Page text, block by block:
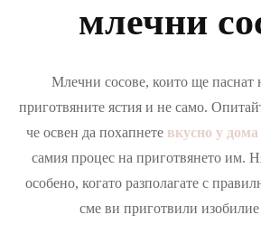
млечни
Млечни сосове, които ще паснат
приготвяните ястия и не само.
че освен да похапнете вкусно у дома
самия процес на приготвянето им.
особено, когато разполагате с
сме ви приготвили изобилие